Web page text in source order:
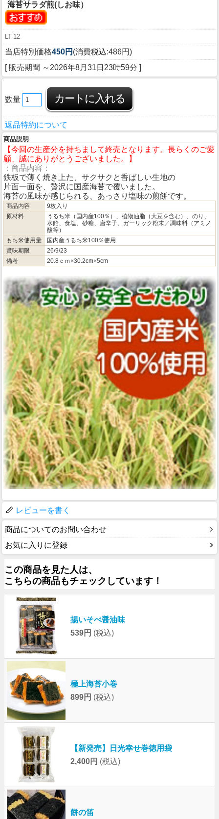
海苔サラダ煎(しお味）
LT-12
当店特別価格450円 (消費税込:486円)
[ 販売期間 ～ 2026年8月31日23時59分 ]
数量
返品特約について
商品説明
【今回の生産分を持ちまして終売となります。長らくのご愛
顧、誠にありがとうございました。】
：商品内容：
鉄板で薄く焼き上た、サクサクと香ばしい生地の
片面一面を、贅沢に国産海苔で覆いました。
海苔の風味が感じられる、あっさり塩味の煎餅です。
商品内容
9枚入り
原材料
うるち米（国内産100％）、植物油脂（大豆を含む）、のり、
水飴、食塩、砂糖、唐辛子、ガーリック粉末／調味料（アミノ
酸等）
もち米使用量
国内産うるち米100％使用
賞味期限
26/9/23
備考
20.8ｃｍ×30.2cm×5cm
レビューを書く
商品についてのお問い合わせ
お気に入りに登録
この商品を見た人は、
こちらの商品もチェックしています！
揚いそべ醤油味
539円 (税込)
極上海苔小巻
899円 (税込)
【新発売】日光幸せ巻徳用袋
2,400円 (税込)
餅の笛